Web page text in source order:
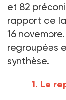
et 82
rapport de
16
regroupées
synthèse.
1. Le